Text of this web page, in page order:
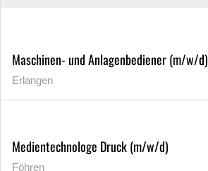
Maschinen- und Anlagenbediener (m/w/d)
Erlangen
Medientechnologe Druck (m/w/d)
Föhren